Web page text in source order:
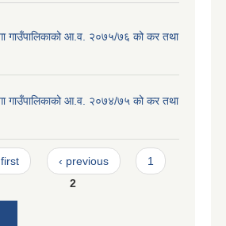
गाउँपालिकाको आ.व. २०७५/७६ को कर तथा
गाउँपालिकाको आ.व. २०७४/७५ को कर तथा
‹ previous
1
2